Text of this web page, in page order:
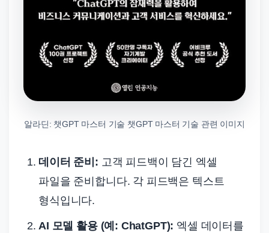
알라딘: 챗GPT 마스터 기술 챗GPT 마스터 기술 관련 이미지
데이터 준비: 고객 피드백이 담긴 엑셀
파일을 준비합니다. 각 피드백은 텍스트
형식입니다.
AI 모델 활용 (예: ChatGPT): 엑셀 데이터를